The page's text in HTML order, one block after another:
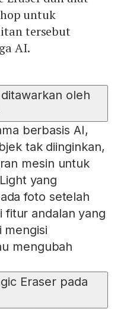
untuk
tersebut
AI.
oleh
berbasis AI,
tak diinginkan,
mesin untuk
yang
foto setelah
fitur andalan yang
mengisi
mengubah
Eraser pada